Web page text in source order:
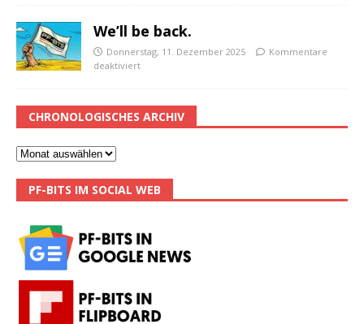
We’ll be back.
Donnerstag, 11. Dezember 2025
Kommentare
deaktiviert
CHRONOLOGISCHES ARCHIV
PF-BITS IM SOCIAL WEB